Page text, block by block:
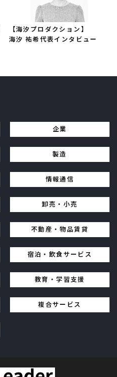
【海汐プロダクション】
海汐 祐希代表インタビュー
企業
製造
情報通信
卸売・小売
不動産・物品賃貸
宿泊・飲食サービス
教育・学習支援
複合サービス